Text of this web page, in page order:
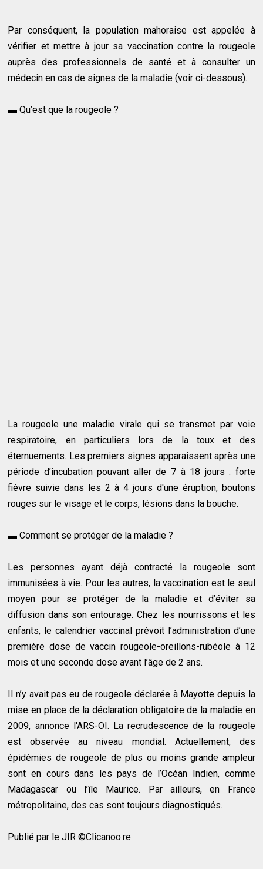
Par conséquent, la population mahoraise est appelée à
vérifier et mettre à jour sa vaccination contre la rougeole
auprès des professionnels de santé et à consulter un
médecin en cas de signes de la maladie (voir ci-dessous).
▬ Qu’est que la rougeole ?
La rougeole une maladie virale qui se transmet par voie
respiratoire, en particuliers lors de la toux et des
éternuements. Les premiers signes apparaissent après une
période d’incubation pouvant aller de 7 à 18 jours : forte
fièvre suivie dans les 2 à 4 jours d'une éruption, boutons
rouges sur le visage et le corps, lésions dans la bouche.
▬ Comment se protéger de la maladie ?
Les personnes ayant déjà contracté la rougeole sont
immunisées à vie. Pour les autres, la vaccination est le seul
moyen pour se protéger de la maladie et d’éviter sa
diffusion dans son entourage. Chez les nourrissons et les
enfants, le calendrier vaccinal prévoit l’administration d’une
première dose de vaccin rougeole-oreillons-rubéole à 12
mois et une seconde dose avant l’âge de 2 ans.
Il n’y avait pas eu de rougeole déclarée à Mayotte depuis la
mise en place de la déclaration obligatoire de la maladie en
2009, annonce l'ARS-OI. La recrudescence de la rougeole
est observée au niveau mondial. Actuellement, des
épidémies de rougeole de plus ou moins grande ampleur
sont en cours dans les pays de l’Océan Indien, comme
Madagascar ou l’île Maurice. Par ailleurs, en France
métropolitaine, des cas sont toujours diagnostiqués.
Publié par le JIR ©Clicanoo.re